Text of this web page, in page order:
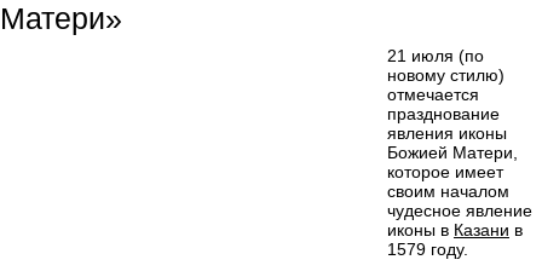
Матери»
21 июля (по
новому стилю)
отмечается
празднование
явления иконы
Божией Матери,
которое имеет
своим началом
чудесное явление
иконы в Казани в
1579 году.